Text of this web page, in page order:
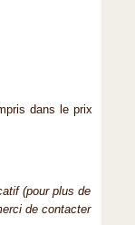
dans le prix
(pour plus de
de contacter